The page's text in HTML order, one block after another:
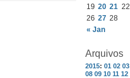
« Jan
19 20 21 22
26 27 28
Arquivos
2015: 01 02 03
08 09 10 11 12